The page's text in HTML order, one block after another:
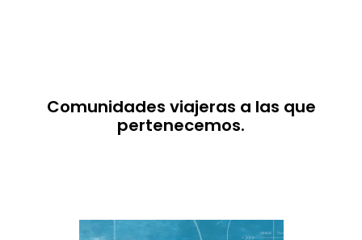
Comunidades viajeras a las que
pertenecemos.